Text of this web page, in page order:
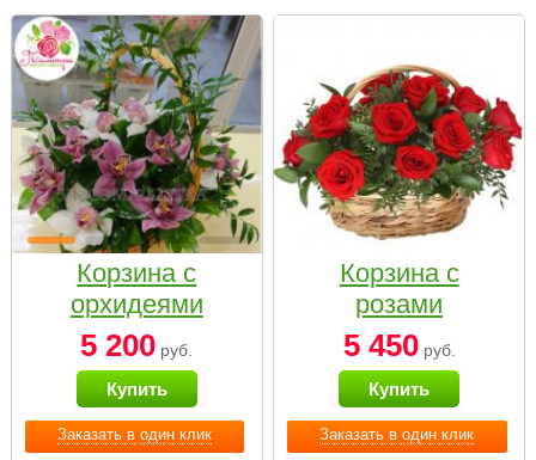
Заказать в один клик
Корзина с
орхидеями
малая
5 200 руб.
Купить
Заказать в один клик
Корзина с
розами
«Красный
Париж»
5 450руб.
Купить